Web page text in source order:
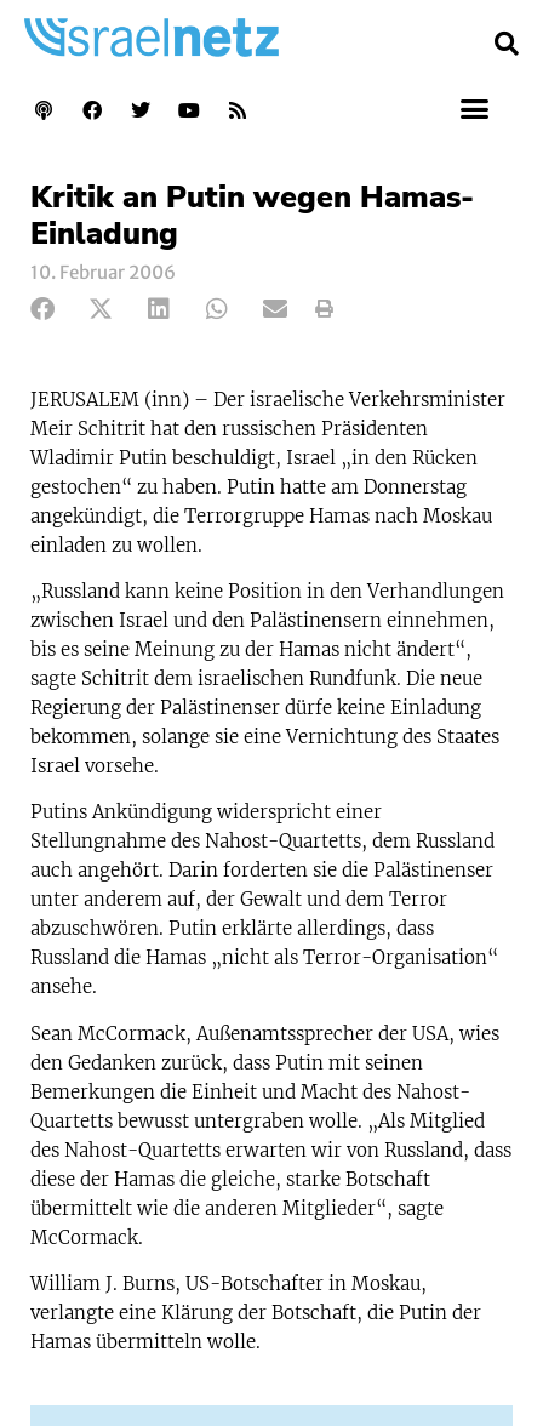
Kritik an Putin wegen Hamas-
Einladung
10. Februar 2006
JERUSALEM (inn) – Der israelische Verkehrsminister
Meir Schitrit hat den russischen Präsidenten
Wladimir Putin beschuldigt, Israel „in den Rücken
gestochen“ zu haben. Putin hatte am Donnerstag
angekündigt, die Terrorgruppe Hamas nach Moskau
einladen zu wollen.
„Russland kann keine Position in den Verhandlungen
zwischen Israel und den Palästinensern einnehmen,
bis es seine Meinung zu der Hamas nicht ändert“,
sagte Schitrit dem israelischen Rundfunk. Die neue
Regierung der Palästinenser dürfe keine Einladung
bekommen, solange sie eine Vernichtung des Staates
Israel vorsehe.
Putins Ankündigung widerspricht einer
Stellungnahme des Nahost-Quartetts, dem Russland
auch angehört. Darin forderten sie die Palästinenser
unter anderem auf, der Gewalt und dem Terror
abzuschwören. Putin erklärte allerdings, dass
Russland die Hamas „nicht als Terror-Organisation“
ansehe.
Sean McCormack, Außenamtssprecher der USA, wies
den Gedanken zurück, dass Putin mit seinen
Bemerkungen die Einheit und Macht des Nahost-
Quartetts bewusst untergraben wolle. „Als Mitglied
des Nahost-Quartetts erwarten wir von Russland, dass
diese der Hamas die gleiche, starke Botschaft
übermittelt wie die anderen Mitglieder“, sagte
McCormack.
William J. Burns, US-Botschafter in Moskau,
verlangte eine Klärung der Botschaft, die Putin der
Hamas übermitteln wolle.